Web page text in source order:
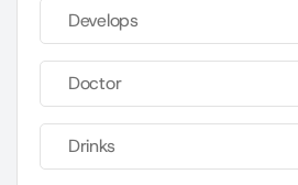
Develops
Doctor
Drinks